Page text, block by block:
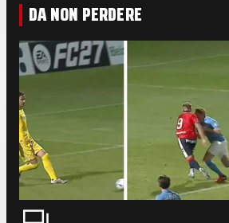
DA NON PERDERE